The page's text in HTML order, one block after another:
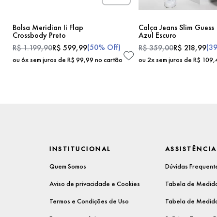
Bolsa Meridian Ii Flap
Crossbody Preto
R$1.199,90R$ 599,99(50% Off)
ou6x sem juros de R$ 99,99 no cartão
Calça Jeans Slim Guess
Azul Escuro
R$359,00R$ 218,99(
ou2x sem juros de R$ 109,
INSTITUCIONAL
Quem Somos
Aviso de privacidade e Cookies
Termos e Condições de Uso
ASSISTÊNCIA
Dúvidas
Tabela de
Tabela de